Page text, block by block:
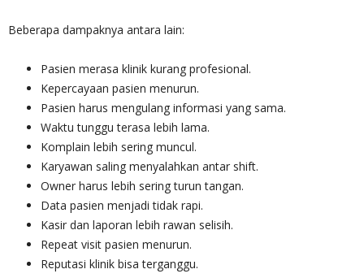
Beberapa dampaknya antara lain:
Pasien merasa klinik kurang profesional.
Kepercayaan pasien menurun.
Pasien harus mengulang informasi yang sama.
Waktu tunggu terasa lebih lama.
Komplain lebih sering muncul.
Karyawan saling menyalahkan antar shift.
Owner harus lebih sering turun tangan.
Data pasien menjadi tidak rapi.
Kasir dan laporan lebih rawan selisih.
Repeat visit pasien menurun.
Reputasi klinik bisa terganggu.